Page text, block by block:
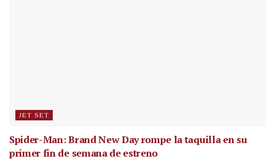
JET SET
Spider-Man: Brand New Day rompe la taquilla en su
primer fin de semana de estreno